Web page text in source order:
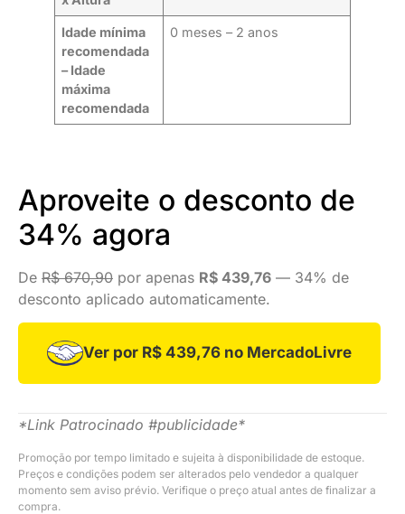
Idade mínima
recomendada
– Idade
máxima
recomendada
0 meses – 2 anos
Aproveite o desconto de
34% agora
De R$ 670,90 por apenas R$ 439,76 — 34% de
desconto aplicado automaticamente.
Ver por R$ 439,76 no MercadoLivre
*Link Patrocinado #publicidade*
Promoção por tempo limitado e sujeita à disponibilidade de estoque.
Preços e condições podem ser alterados pelo vendedor a qualquer
momento sem aviso prévio. Verifique o preço atual antes de finalizar a
compra.